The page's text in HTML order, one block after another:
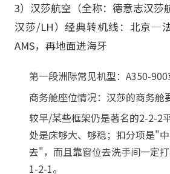
3）汉莎航空（全称：德意志汉莎
汉莎/LH）经典转机线：北京—
AMS，再地面进海牙
第一段洲际常见机型：A350-900
商务舱座位情况：汉莎的商务
较早/某些框架仍是著名的2-2-2
处是床够大、够稳；扣分项是"
去"，而且靠窗位去洗手间一定
1-2-1。